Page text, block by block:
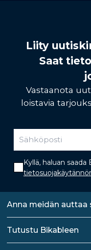
Liity
Saat
Vastaanota
loistavia
Kyllä, haluan
Anna meidän auttaa
Tutustu Bikableen